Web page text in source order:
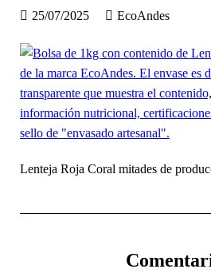
25/07/2025 EcoAndes
Lenteja Roja Coral mitades de